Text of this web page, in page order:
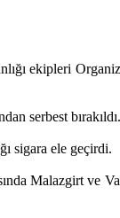
ekipleri
serbest bırakıldı.
sigara ele geçirdi.
Malazgirt